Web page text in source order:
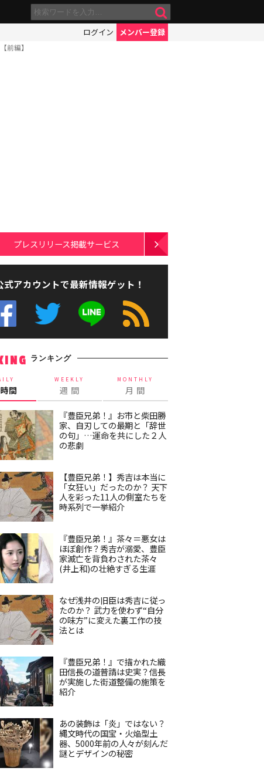
ログイン メンバー登録
前編】
プレスリリース掲載サービス
式アカウントで最新情報ゲット！
ランキング
間
WEEKLY
週 間
MONTHLY
月 間
『豊臣兄弟！』お市と柴田勝
家、自刃しての最期と「辞世
の句」…運命を共にした２人
の悲劇
【豊臣兄弟！】秀吉は本当に
「女狂い」だったのか？ 天下
人を彩った11人の側室たちを
時系列で一挙紹介
『豊臣兄弟！』茶々＝悪女は
ほぼ創作？秀吉が溺愛、豊臣
家滅亡を背負わされた茶々
(井上和)の壮絶すぎる生涯
なぜ浅井の旧臣は秀吉に従っ
たのか？ 武力を使わず“自分
の味方”に変えた裏工作の技
法とは
『豊臣兄弟！』で描かれた織
田信長の道普請は史実？信長
が実施した街道整備の施策を
紹介
あの装飾は「炎」ではない？
縄文時代の国宝・火焔型土
器、5000年前の人々が刻んだ
謎とデザインの秘密